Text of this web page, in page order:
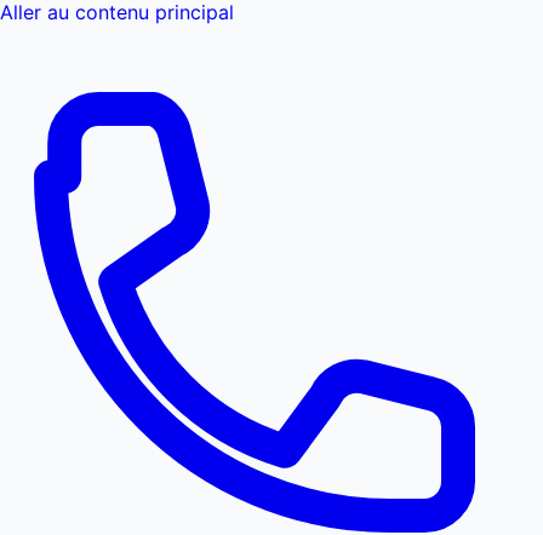
Aller au contenu principal